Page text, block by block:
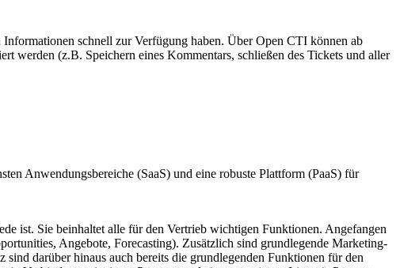
schnell zur Verfügung haben. Über Open CTI können ab
werden (z.B. Speichern eines Kommentars, schließen des Tickets und aller
Anwendungsbereiche (SaaS) und eine robuste Plattform (PaaS) für
ist. Sie beinhaltet alle für den Vertrieb wichtigen Funktionen. Angefangen
Angebote, Forecasting). Zusätzlich sind grundlegende Marketing-
darüber hinaus auch bereits die grundlegenden Funktionen für den